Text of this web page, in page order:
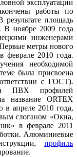
эксплуатации
работы по
площадь
В ноябре 2009 года
инженерами
метры нового
2010 года.
необходимой
была присвоена
с ГОСТ).
ПВХ профилей
название ORTEX
в апреле 2010 года,
слоганом «Окна,
в феврале 2011
Алюминиевые
профиль